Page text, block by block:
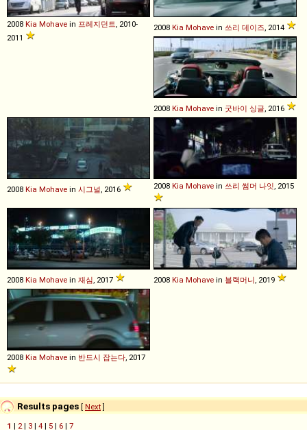
2008 Kia Mohave in 프레지던트, 2010-
2011
2008 Kia Mohave in 쓰리 데이즈, 2014
2008 Kia Mohave in 굿바이 싱글, 2016
2008 Kia Mohave in 시그널, 2016 2008 Kia Mohave in 쓰리 썸머 나잇, 2015
2008 Kia Mohave in 재심, 2017 2008 Kia Mohave in 블랙머니, 2019
2008 Kia Mohave in 반드시 잡는다, 2017
Results pages [ Next]
1 | 2| 3 | 4 | 5 | 6 | 7